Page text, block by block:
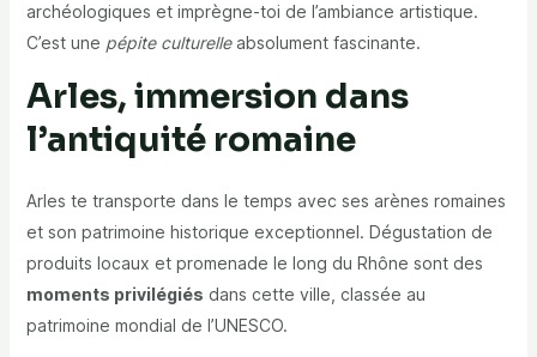
archéologiques et imprègne-toi de l’ambiance artistique.
C’est une pépite culturelleabsolument fascinante.
Arles, immersion dans
l’antiquité romaine
Arles te transporte dans le temps avec ses arènes romaines
et son patrimoine historique exceptionnel. Dégustation de
produits locaux et promenade le long du Rhône sont des
moments privilégiés dans cette ville, classée au
patrimoine mondial de l’UNESCO.